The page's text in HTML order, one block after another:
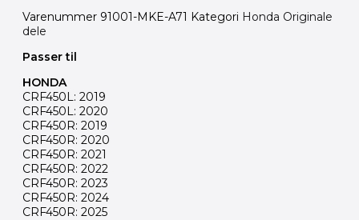
Varenummer 91001-MKE-A71 Kategori Honda Originale
dele
Passer til
HONDA
CRF450L: 2019
CRF450L: 2020
CRF450R: 2019
CRF450R: 2020
CRF450R: 2021
CRF450R: 2022
CRF450R: 2023
CRF450R: 2024
CRF450R: 2025